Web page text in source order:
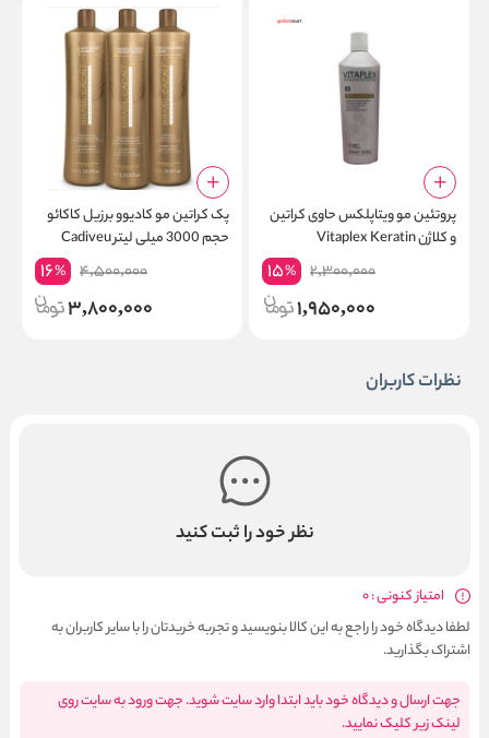
پروتئین مو ویتاپلکس حاوی کراتین
و کلاژن Vitaplex Keratin
2,300,000
15%
1,950,000
پک کراتین مو کادیوو برزیل کاکائو
حجم 3000 میلی لیتر Cadiveu
4,500,000
16%
3,800,000
نظرات کاربران
نظر خود را ثبت کنید
امتیاز کنونی : 0
لطفا دیدگاه خود را راجع به این کالا بنویسید و تجربه خریدتان را با سایر کاربران به
اشتراک بگذارید.
جهت ارسال و دیدگاه خود باید ابتدا وارد سایت شوید. جهت ورود به سایت روی
لینک زیر کلیک نمایید.